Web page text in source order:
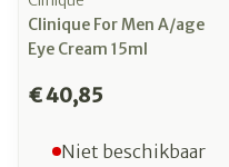
Clinique For Men A/age
Eye Cream 15ml
€ 40,85
Niet beschikbaar